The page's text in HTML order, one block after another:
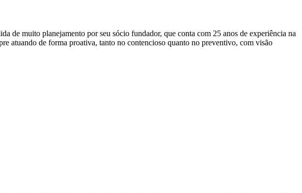
de muito planejamento por seu sócio fundador, que conta com 25 anos de experiência na
atuando de forma proativa, tanto no contencioso quanto no preventivo, com visão